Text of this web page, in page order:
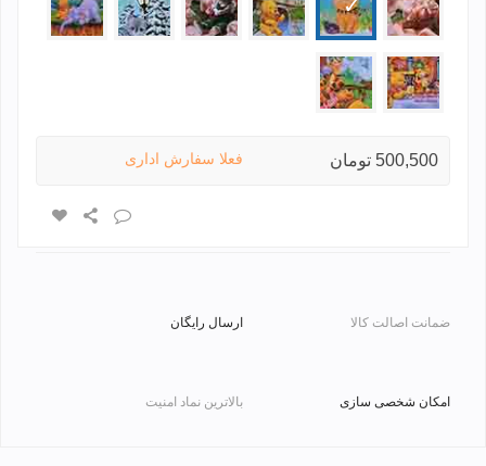
35
16
BEAR-
3
36
18
bear-
2
ph-
bear-
4
ph-
bear-
su
500,500 تومان فعلا سفارش اداری
ضمانت اصالت کالا ارسال رایگان
امکان شخصی سازی بالاترین نماد امنیت